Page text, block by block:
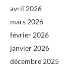
avril 2026
mars 2026
février 2026
janvier 2026
décembre 2025